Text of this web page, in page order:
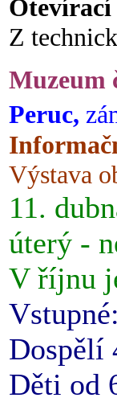
Otevírací
Z
Muzeum
Peruc,
Výstava
11.
úterý -
V říjnu
Vstupné:
Dospělí
Děti od